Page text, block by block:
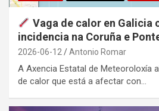
Vaga de calor en Galicia
incidencia na Coruña e
2026-06-12 Antonio Romar
A Axencia Estatal de Meteoroloxía
de calor que está a afectar con…